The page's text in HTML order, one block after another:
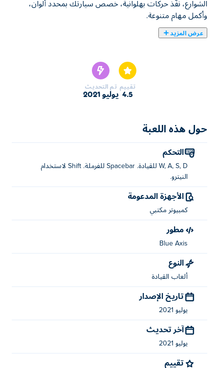
الشوارع، نفّذ حركات بهلوانية، خصص سيارتك بمحدد ألوان،
وأكمل مهام متنوعة.
عرض المزيد
تقييم
4.5
تم التحديث
يوليو 2021
حول هذه اللعبة
التحكم
W, A, S, D للقيادة. Spacebar للفرملة. Shift لاستخدام
النيترو.
الأجهزة المدعومة
كمبيوتر مكتبي
مطور
Blue Axis
النوع
ألعاب القيادة
تاريخ الإصدار
يوليو 2021
آخر تحديث
يوليو 2021
تقييم